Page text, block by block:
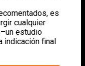
es
cualquier
estudio
indicación final